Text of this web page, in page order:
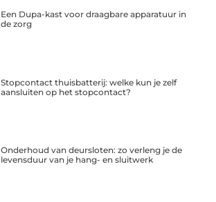
Een Dupa-kast voor draagbare apparatuur in
de zorg
Stopcontact thuisbatterij: welke kun je zelf
aansluiten op het stopcontact?
Onderhoud van deursloten: zo verleng je de
levensduur van je hang- en sluitwerk